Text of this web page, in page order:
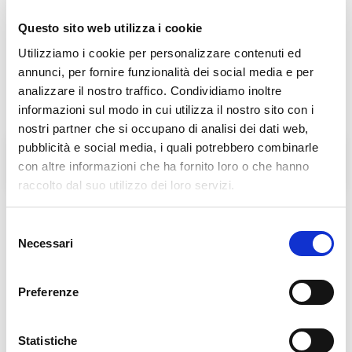
Questo sito web utilizza i cookie
Utilizziamo i cookie per personalizzare contenuti ed
annunci, per fornire funzionalità dei social media e per
analizzare il nostro traffico. Condividiamo inoltre
informazioni sul modo in cui utilizza il nostro sito con i
nostri partner che si occupano di analisi dei dati web,
pubblicità e social media, i quali potrebbero combinarle
con altre informazioni che ha fornito loro o che hanno
raccolto dal suo utilizzo dei loro servizi.
delNecessari
Preferenze
Statistiche